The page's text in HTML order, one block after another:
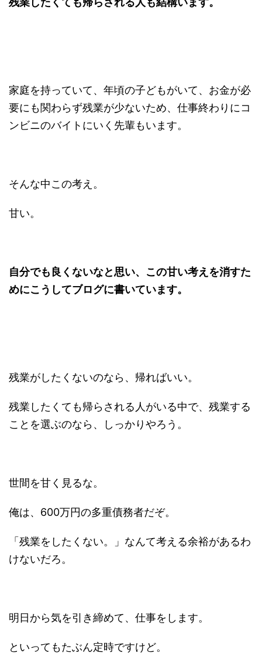
家庭を持っていて、年頃の子どもがいて、お金が必
要にも関わらず残業が少ないため、仕事終わりにコ
ンビニのバイトにいく先輩もいます。
そんな中この考え。
甘い。
自分でも良くないなと思い、この甘い考えを消すた
めにこうしてブログに書いています。
残業がしたくないのなら、帰ればいい。
残業したくても帰らされる人がいる中で、残業する
ことを選ぶのなら、しっかりやろう。
世間を甘く見るな。
俺は、600万円の多重債務者だぞ。
「残業をしたくない。」なんて考える余裕があるわ
けないだろ。
明日から気を引き締めて、仕事をします。
といってもたぶん定時ですけど。